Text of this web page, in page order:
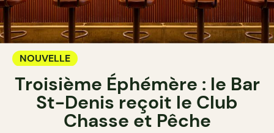
NOUVELLE
Troisième Éphémère : le Bar
St-Denis reçoit le Club
Chasse et Pêche